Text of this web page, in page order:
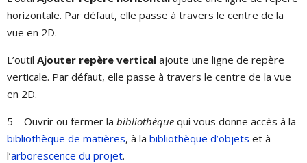
horizontale. Par défaut, elle passe à travers le centre de la
vue en 2D.
L’outil Ajouter repère vertical ajoute une ligne de repère
verticale. Par défaut, elle passe à travers le centre de la vue
en 2D.
5 – Ouvrir ou fermer la bibliothèque qui vous donne accès à la
bibliothèque de matières, à la bibliothèque d’objets et à
l’arborescence du projet.